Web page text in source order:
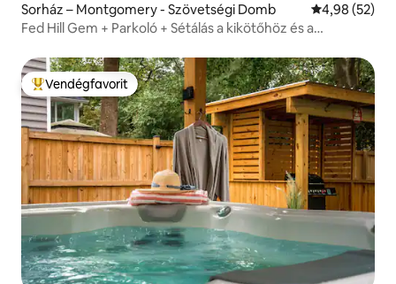
Sorház – Montgomery - Szövetségi Domb Átlagos
4,98 (52)
Fed Hill Gem + Parkoló + Sétálás a kikötőhöz és a
Kiemelt vendégfavorit
Vendégfavorit